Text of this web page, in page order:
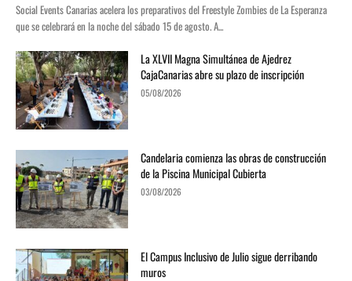
Social Events Canarias acelera los preparativos del Freestyle Zombies de La Esperanza
que se celebrará en la noche del sábado 15 de agosto. A...
La XLVII Magna Simultánea de Ajedrez
CajaCanarias abre su plazo de inscripción
05/08/2026
Candelaria comienza las obras de construcción
de la Piscina Municipal Cubierta
03/08/2026
El Campus Inclusivo de Julio sigue derribando
muros